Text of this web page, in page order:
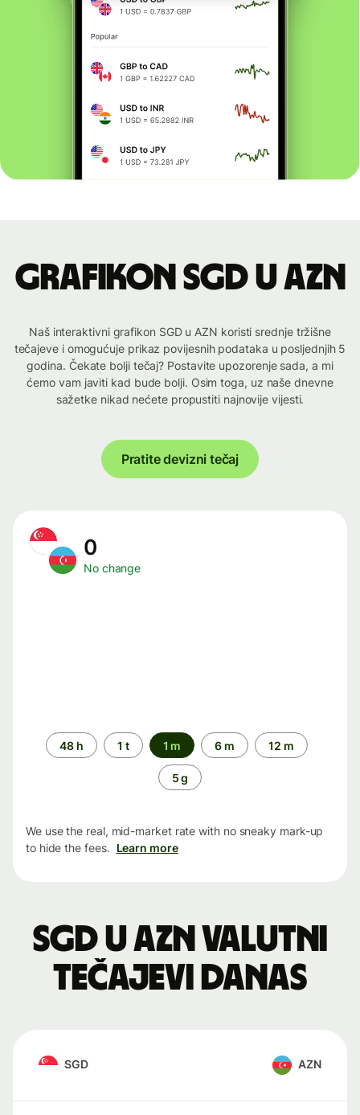
Grafikon SGD u AZN
Naš interaktivni grafikon SGD u AZN koristi srednje tržišne
tečajeve i omogućuje prikaz povijesnih podataka u posljednjih 5
godina. Čekate bolji tečaj? Postavite upozorenje sada, a mi
ćemo vam javiti kad bude bolji. Osim toga, uz naše dnevne
sažetke nikad nećete propustiti najnovije vijesti.
Pratite devizni tečaj
0
No change
Time
period
48 h 1 t 1 m 6 m 12 m
5 g
We use the real, mid-market rate with no sneaky mark-up
to hide the fees. Learn more
SGD u AZN valutni
tečajevi danas
SGD AZN